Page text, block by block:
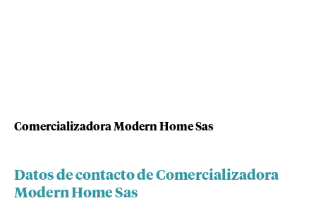
Comercializadora Modern Home Sas
Datos de contacto de Comercializadora
Modern Home Sas